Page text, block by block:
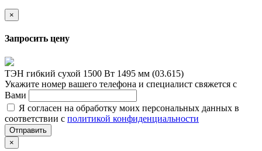
×
Запросить цену
ТЭН гибкий сухой 1500 Вт 1495 мм (03.615)
Укажите номер вашего телефона и специалист свяжется с
Вами
Я согласен на обработку моих персональных данных в
соответствии с политикой конфиденциальности
Отправить
×